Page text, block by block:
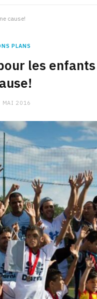
cause!
PLANS
les
MAI 2016